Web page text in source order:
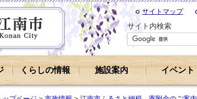
サイトマップ
サイト内検索
くらしの情報 施設案内 イベント